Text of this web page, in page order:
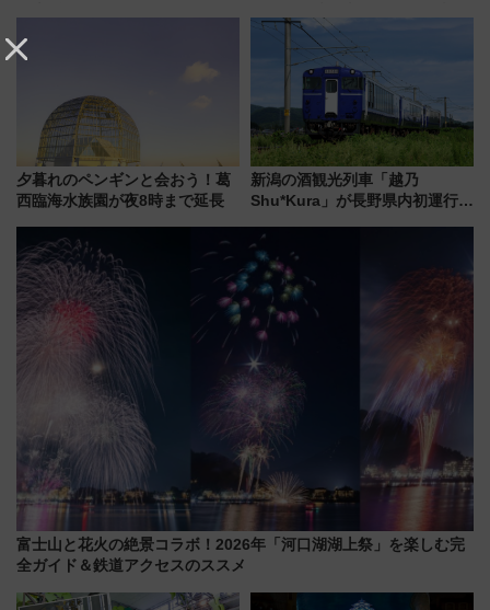
る方法（8月20日まで！）
報、利根川に咲く8,000発の大迫
力＆屋台を満喫
夕暮れのペンギンと会おう！葛
西臨海水族園が夜8時まで延長
新潟の酒観光列車「越乃
Shu*Kura」が長野県内初運行！
別企画
富士山と花火の絶景コラボ！2026年「河口湖湖上祭」を楽しむ完
全ガイド＆鉄道アクセスのススメ